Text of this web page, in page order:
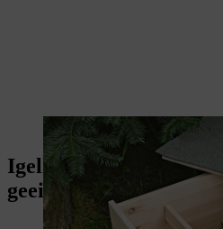
Eine Deckelplatte schützt das Igelhaus
Igelhaus aufstellen:
geeignet?